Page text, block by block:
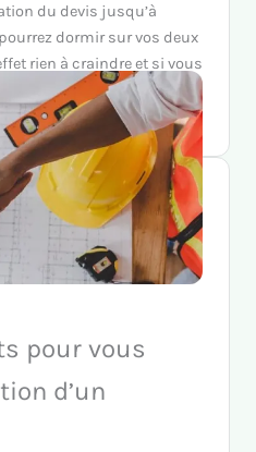
du devis jusqu’à
dormir sur vos deux
rien à craindre et si vous
restons entièrement à
pour vous
d’un